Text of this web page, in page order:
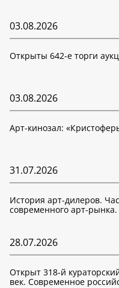
03.08.2026
Открыты 642-е торги
03.08.2026
Арт-кинозал:
31.07.2026
История арт-дилеров.
современного арт-рынка.
28.07.2026
Открыт 318-й
век. Современное